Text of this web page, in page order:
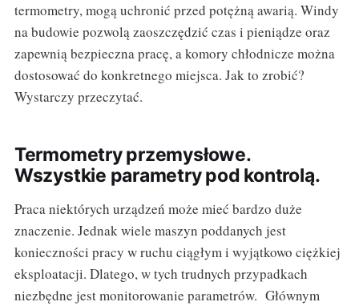
termometry, mogą uchronić przed potężną awarią. Windy
na budowie pozwolą zaoszczędzić czas i pieniądze oraz
zapewnią bezpieczna pracę, a komory chłodnicze można
dostosować do konkretnego miejsca. Jak to zrobić?
Wystarczy przeczytać.
Termometry przemysłowe.
Wszystkie parametry pod kontrolą.
Praca niektórych urządzeń może mieć bardzo duże
znaczenie. Jednak wiele maszyn poddanych jest
konieczności pracy w ruchu ciągłym i wyjątkowo ciężkiej
eksploatacji. Dlatego, w tych trudnych przypadkach
niezbędne jest monitorowanie parametrów. Głównym